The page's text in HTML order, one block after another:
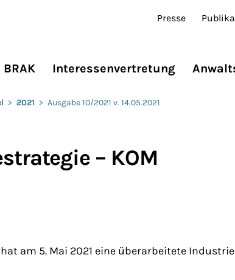
Presse
BRAK Interessenvertretung
> 2021 > Ausgabe 10/2021 v. 14.05.2021
– KOM
am 5. Mai 2021 eine überarbeitete